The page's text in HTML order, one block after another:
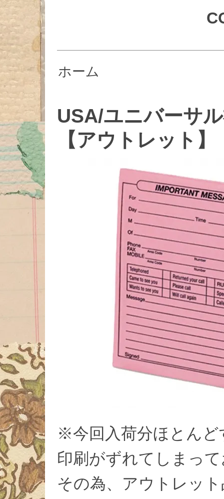
ホーム
USA/ユニバーサ
【アウトレット】
※今回入荷分ほとんど
印刷がずれてしまっ
その為、アウトレッ